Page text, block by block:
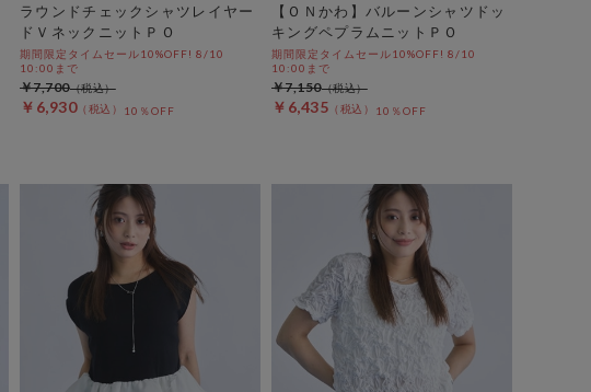
ラウンドチェックシャツレイヤー
ドＶネックニットＰＯ
期間限定タイムセール10%OFF! 8/10
10:00まで
￥6,930 10％OFF
￥7,700
【ＯＮかわ】バルーンシャツドッ
キングペプラムニットＰＯ
期間限定タイムセール10%OFF! 8/10
10:00まで
￥6,435 10％OFF
￥7,150